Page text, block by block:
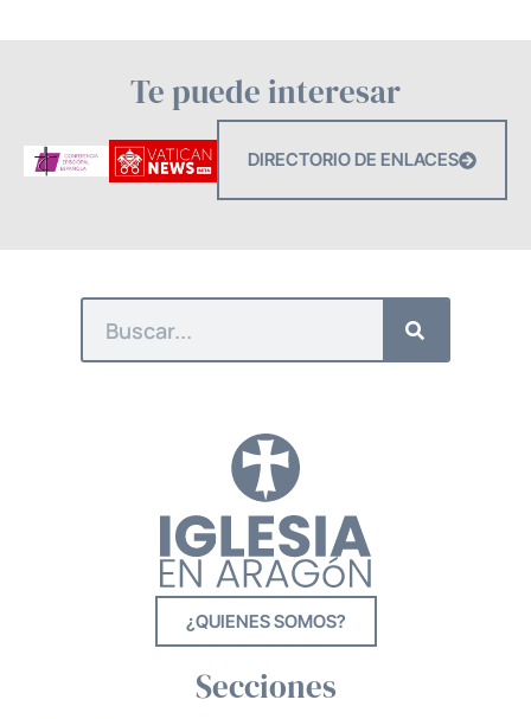
Te puede interesar
DIRECTORIO DE ENLACES
¿QUIENES SOMOS?
Secciones